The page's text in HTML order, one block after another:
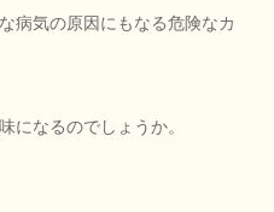
病気の原因にもなる危険なカ
になるのでしょうか。